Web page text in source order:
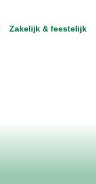
Zakelijk & feestelijk